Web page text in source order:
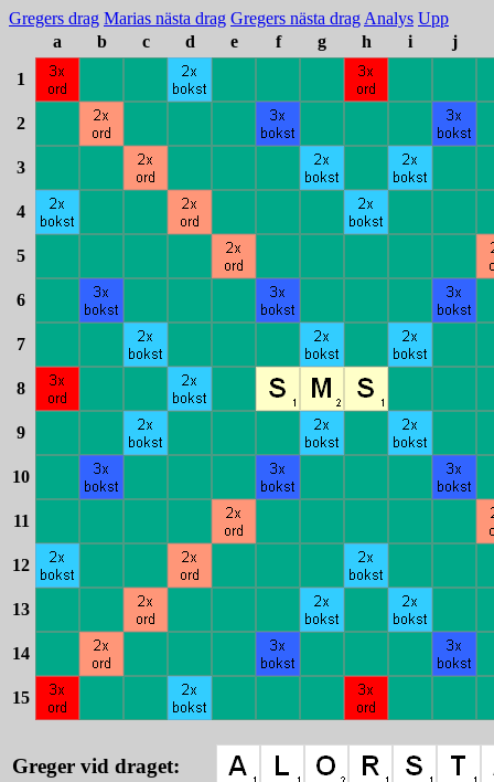
Gregers drag Marias nästa drag Gregers nästa drag Analys Upp
a
b c d e f g h i j
1
2
3
4
5
6
7
8
9
10
11
12
13
14
15
Greger vid draget: